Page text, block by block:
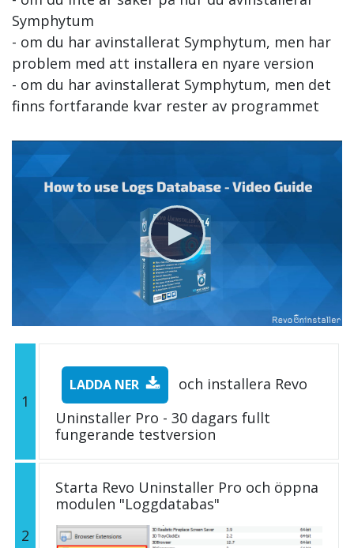
Symphytum
- om du har avinstallerat Symphytum, men har
problem med att installera en nyare version
- om du har avinstallerat Symphytum, men det
finns fortfarande kvar rester av programmet
1
LADDA NER
och installera Revo
Uninstaller Pro - 30 dagars fullt
fungerande testversion
2
Starta Revo Uninstaller Pro och öppna
modulen "Loggdatabas"